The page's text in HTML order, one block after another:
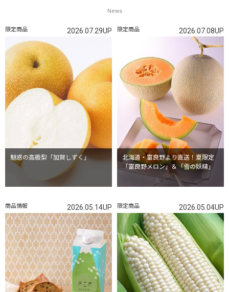
News
魅惑の高級梨「加賀しずく」
限定商品 2026.07.29UP
北海道・富良野より直送！夏限定
「富良野メロン」＆「雪の妖精」
限定商品 2026.07.08UP
商品情報 2026.05.14UP 限定商品 2026.05.04UP